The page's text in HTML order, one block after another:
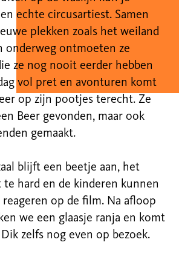
echte circusartiest. Samen
plekken zoals het weiland
onderweg ontmoeten ze
ze nog nooit eerder hebben
vol pret en avonturen komt
op zijn pootjes terecht. Ze
Beer gevonden, maar ook
gemaakt.
blijft een beetje aan, het
hard en de kinderen kunnen
op de film. Na afloop
we een glaasje ranja en komt
zelfs nog even op bezoek.